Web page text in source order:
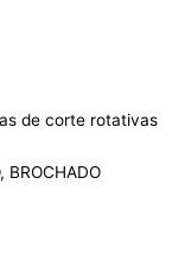
de corte rotativas
BROCHADO